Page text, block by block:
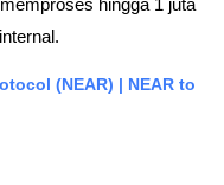
hingga 1 juta
(NEAR) | NEAR to